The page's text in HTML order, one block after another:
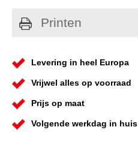
Printen
Levering in heel Europa
Vrijwel alles op voorraad
Prijs op maat
Volgende werkdag in huis